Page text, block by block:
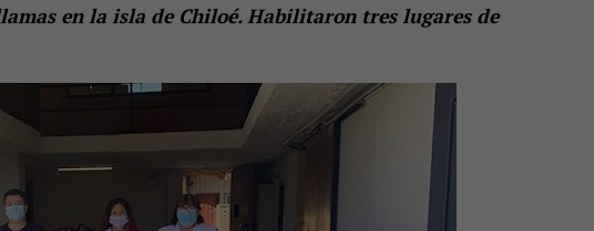
en la isla de Chiloé. Habilitaron tres lugares de